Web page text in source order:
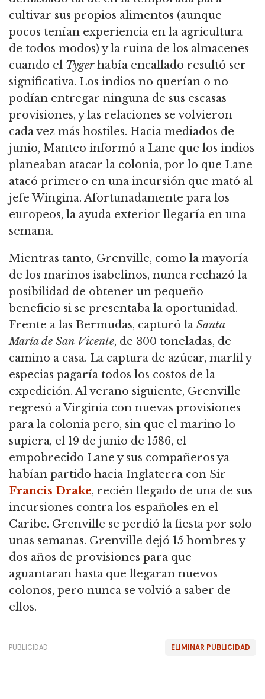
cultivar sus propios alimentos (aunque
pocos tenían experiencia en la agricultura
de todos modos) y la ruina de los almacenes
cuando el Tygerhabía encallado resultó ser
significativa. Los indios no querían o no
podían entregar ninguna de sus escasas
provisiones, y las relaciones se volvieron
cada vez más hostiles. Hacia mediados de
junio, Manteo informó a Lane que los indios
planeaban atacar la colonia, por lo que Lane
atacó primero en una incursión que mató al
jefe Wingina. Afortunadamente para los
europeos, la ayuda exterior llegaría en una
semana.
Mientras tanto, Grenville, como la mayoría
de los marinos isabelinos, nunca rechazó la
posibilidad de obtener un pequeño
beneficio si se presentaba la oportunidad.
Frente a las Bermudas, capturó la Santa
María de San Vicente, de 300 toneladas, de
camino a casa. La captura de azúcar, marfil y
especias pagaría todos los costos de la
expedición. Al verano siguiente, Grenville
regresó a Virginia con nuevas provisiones
para la colonia pero, sin que el marino lo
supiera, el 19 de junio de 1586, el
empobrecido Lane y sus compañeros ya
habían partido hacia Inglaterra con Sir
Francis Drake, recién llegado de una de sus
incursiones contra los españoles en el
Caribe. Grenville se perdió la fiesta por solo
unas semanas. Grenville dejó 15 hombres y
dos años de provisiones para que
aguantaran hasta que llegaran nuevos
colonos, pero nunca se volvió a saber de
ellos.
ELIMINAR PUBLICIDAD
PUBLICIDAD